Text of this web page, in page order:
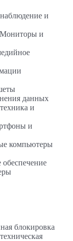
и
Мониторы и
данных
и
и
компьютеры
блокировка